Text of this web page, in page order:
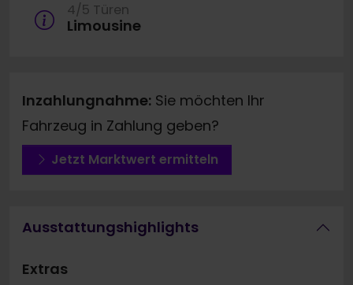
4/5 Türen
Limousine
Inzahlungnahme: Sie möchten Ihr
Fahrzeug in Zahlung geben?
Jetzt Marktwert ermitteln
Ausstattungshighlights
Extras